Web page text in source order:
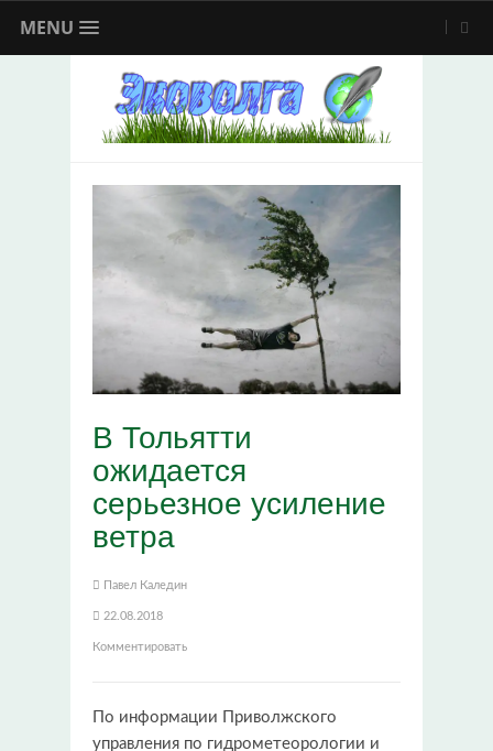
MENU
В Тольятти
ожидается
серьезное усиление
ветра
Павел Каледин
22.08.2018
Комментировать
По информации Приволжского
управления по гидрометеорологии и